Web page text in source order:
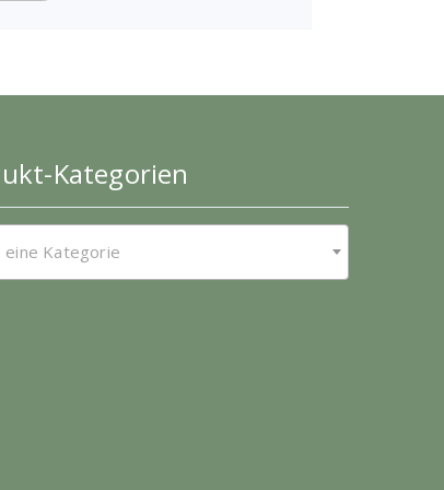
Kategorien
eine Kategorie